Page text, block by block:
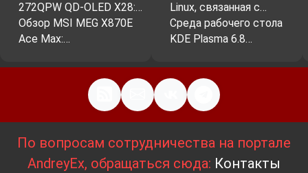
272QPW QD-OLED X28:…
Обзор MSI MEG X870E
Ace Max:…
Linux, связанная с…
Среда рабочего стола
KDE Plasma 6.8…
По вопросам сотрудничества на портале
AndreyEx, обращаться сюда: Контакты